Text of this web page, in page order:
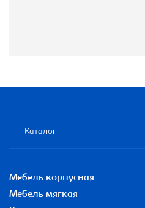
Каталог
Мебель корпусная
Мебель мягкая